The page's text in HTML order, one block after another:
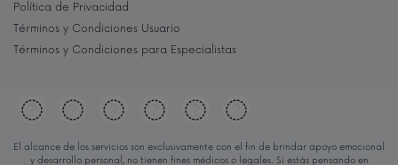
Política de Privacidad
Términos y Condiciones Usuario
Términos y Condiciones para Especialistas
El alcance de los servicios son exclusivamente con el fin de brindar apoyo emocional
y desarrollo personal, no tienen fines médicos o legales. Si estás pensando en